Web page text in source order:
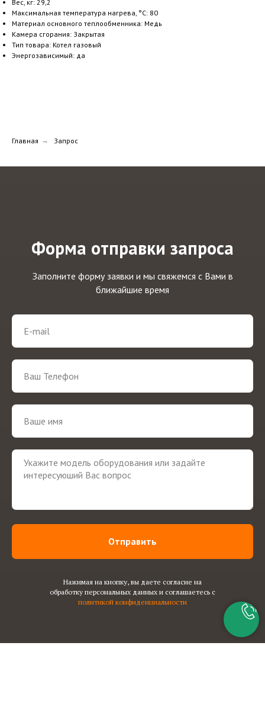
Вес, кг: 29,2
Максимальная температура нагрева, °С: 80
Материал основного теплообменника: Медь
Камера сгорания: Закрытая
Тип товара: Котел газовый
Энергозависимый: да
Главная → Запрос
Форма отправки запроса
Заполните форму заявки и мы свяжемся с Вами в
ближайшие время
Отправить
Нажимая на кнопку, вы даете согласие на
обработку персональных данных и соглашаетесь c
политикой конфиденциальности